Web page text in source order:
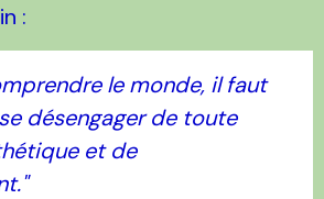
:
le monde, il faut
désengager de toute
et de